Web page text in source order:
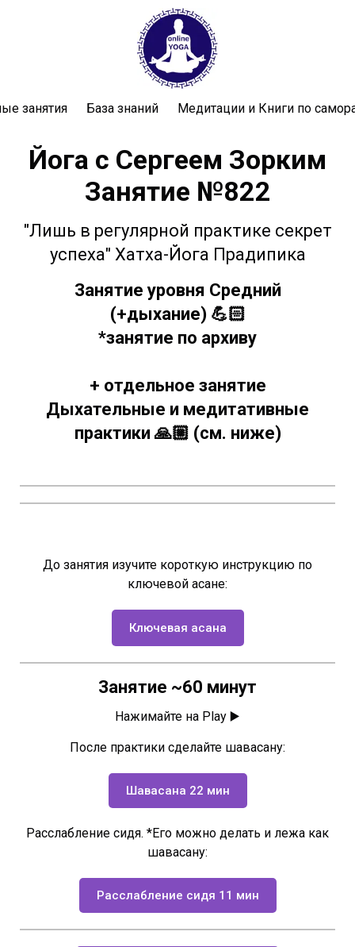
занятия База знаний Медитации и Книги по
Йога с Сергеем Зорким
Занятие №822
"Лишь в регулярной практике секрет
успеха" Хатха-Йога Прадипика
Занятие уровня Средний
(+дыхание) 💪🏻
*занятие по архиву
+ отдельное занятие
Дыхательные и медитативные
практики 🙏🏼 (см. ниже)
До занятия изучите короткую инструкцию по
ключевой асане:
Ключевая асана
Занятие ~60 минут
Нажимайте на Play ▶️
После практики сделайте шавасану:
Шавасана 22 мин
Расслабление сидя. *Его можно делать и лежа как
шавасану:
Расслабление сидя 11 мин